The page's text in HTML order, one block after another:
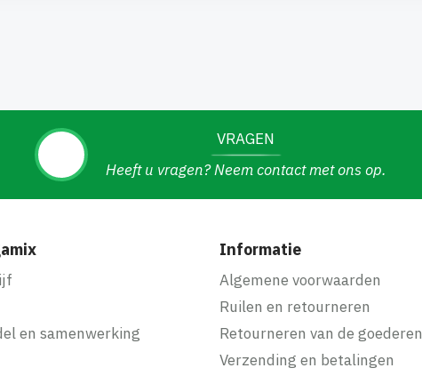
VRAGEN
Heeft u vragen? Neem contact met ons op.
en samenwerking
Informatie
Algemene voorwaarden
Ruilen en retourneren
Retourneren van de goederen
Verzending en betalingen